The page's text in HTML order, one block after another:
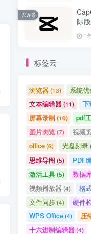
际
1
TOP6
标签云
浏览器(13) 系统
文本编辑器(11)
屏幕录制(10) pdf
图片浏览(7) 视频
office(6) 光盘刻录
思维导图 (5) PDF
激活工具(5) 数据
视频播放器 (4) 格
文件同步(4) 硬件
WPS Office(4) 压
十六进制编辑器(4)